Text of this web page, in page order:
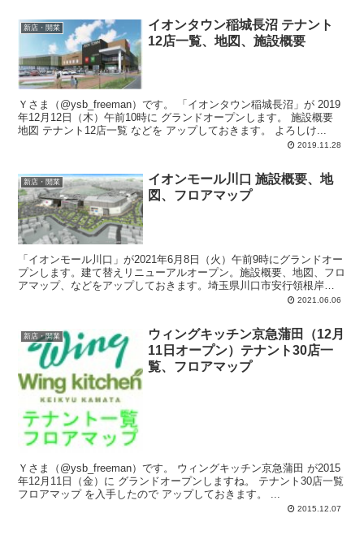
新店・開業
イオンタウン稲城長沼 テナント
12店一覧、地図、施設概要
Ｙさま（@ysb_freeman）です。 「イオンタウン稲城長沼」が 2019
年12月12日（木）午前10時に グランドオープンします。 施設概要
地図 テナント12店一覧 などを アップしておきます。 よろしけ...
2019.11.28
新店・開業
イオンモール川口 施設概要、地
図、フロアマップ
「イオンモール川口」が2021年6月8日（火）午前9時にグランドオー
プンします。建て替えリニューアルオープン。施設概要、地図、フロ
アマップ、などをアップしておきます。埼玉県川口市安行領根岸
3180番地。総賃貸面積：約59,000平方メートル。鉄骨造 地上4階建。
2021.06.06
新店・開業
ウィングキッチン京急蒲田（12月
11日オープン）テナント30店一
覧、フロアマップ
Ｙさま（@ysb_freeman）です。 ウィングキッチン京急蒲田 が2015
年12月11日（金）に グランドオープンしますね。 テナント30店一覧
フロアマップ を入手したので アップしておきます。 ...
2015.12.07